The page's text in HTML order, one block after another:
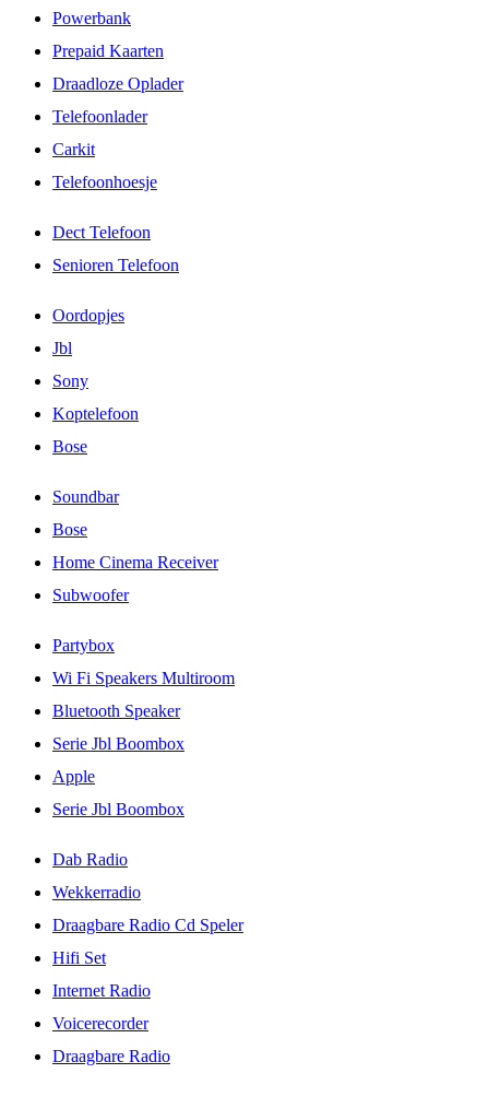
Powerbank
Prepaid Kaarten
Draadloze Oplader
Telefoonlader
Carkit
Telefoonhoesje
Dect Telefoon
Senioren Telefoon
Oordopjes
Jbl
Sony
Koptelefoon
Bose
Soundbar
Bose
Home Cinema Receiver
Subwoofer
Partybox
Wi Fi Speakers Multiroom
Bluetooth Speaker
Serie Jbl Boombox
Apple
Serie Jbl Boombox
Dab Radio
Wekkerradio
Draagbare Radio Cd Speler
Hifi Set
Internet Radio
Voicerecorder
Draagbare Radio